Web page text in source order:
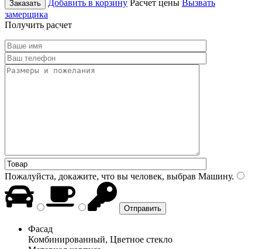
Заказать Добавить в корзину Расчет цены Вызвать
замерщика
Получить расчет
Пожалуйста, докажите, что вы человек, выбрав Машину.
Фасад
Комбинированный, Цветное стекло